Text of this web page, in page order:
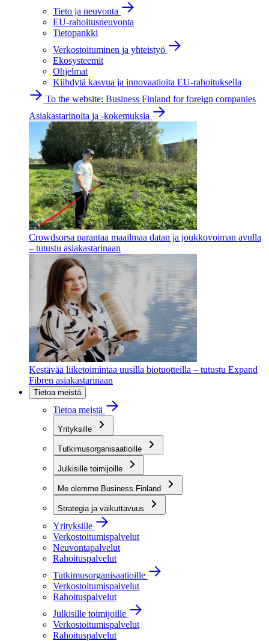
Tieto ja neuvonta
EU-rahoitusneuvonta
Tietopankki
Verkostoituminen ja yhteistyö
Ekosysteemit
Ohjelmat
Kiihdytä kasvua ja innovaatioita EU-rahoituksella
To the website: Business Finland for foreign companies
Asiakastarinoita ja -kokemuksia
Crowdsorsa parantaa maailmaa datan ja joukkovoiman avulla
– tutustu asiakastarinaan
Kestävää liiketoimintaa uusilla biotuotteilla – tutustu Expand
Fibren asiakastarinaan
Tietoa meistä
Tietoa meistä
Yrityksille
Tutkimusorganisaatioille
Julkisille toimijoille
Me olemme Business Finland
Strategia ja vaikuttavuus
Yrityksille
Verkostoitumispalvelut
Neuvontapalvelut
Rahoituspalvelut
Tutkimusorganisaatioille
Verkostoitumispalvelut
Rahoituspalvelut
Julkisille toimijoille
Verkostoitumispalvelut
Rahoituspalvelut